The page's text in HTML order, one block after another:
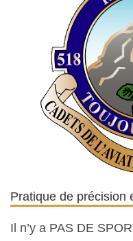
Pratique de précision
Il n’y a PAS DE